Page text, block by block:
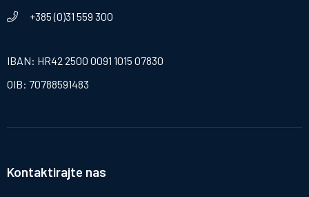
+385 (0)31 559 300
IBAN: HR42 2500 0091 1015 07830
OIB: 70788591483
Kontaktirajte nas